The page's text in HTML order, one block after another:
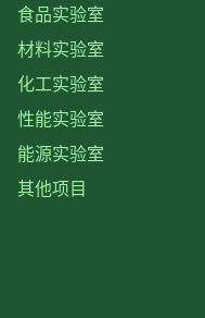
食品实验室
材料实验室
化工实验室
性能实验室
能源实验室
其他项目